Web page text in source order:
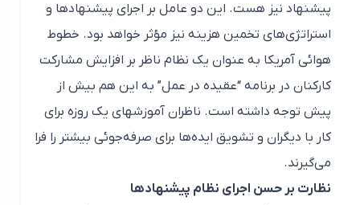
پیشنهاد نیز هست. این دو عامل بر اجرای پیشنهادها و
استراتژی‌های تخمین هزینه نیز مؤثر خواهد بود. خطوط
هوائی آمریکا به عنوان یک نظام ناظر بر افزایش مشارکت
کارکنان در برنامه “عقیده در عمل” به این هم بیش از
پیش توجه داشته است. ناظران آموزشهای یک روزه برای
کار با دیگران و تشویق ایده‌ها برای صرفه‌جوئی بیشتر را فرا
می‌گیرند.
نظارت بر حسن اجرای نظام پیشنهادها